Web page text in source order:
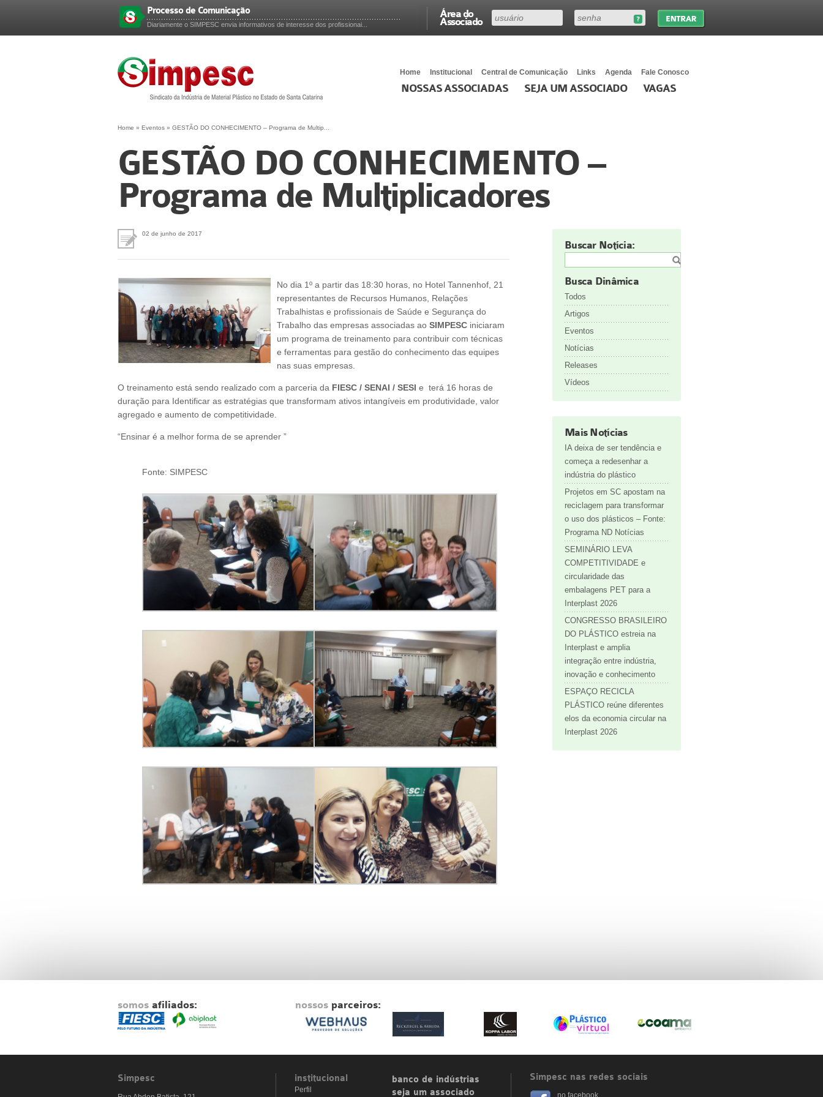
Área do
Associado
Processo de Comunicação
Diariamente o SIMPESC envia informativos de interesse dos profissionai...
Home Institucional Central de Comunicação Links Agenda Fale Conosco
NOSSAS ASSOCIADAS SEJA UM ASSOCIADO VAGAS
Home » Eventos » GESTÃO DO CONHECIMENTO – Programa de Multip...
GESTÃO DO CONHECIMENTO –
Programa de Multiplicadores
02 de junho de 2017
No dia 1º a partir das 18:30 horas, no Hotel Tannenhof, 21
representantes de Recursos Humanos, Relações
Trabalhistas e profissionais de Saúde e Segurança do
Trabalho das empresas associadas ao SIMPESC iniciaram
um programa de treinamento para contribuir com técnicas
e ferramentas para gestão do conhecimento das equipes
nas suas empresas.
O treinamento está sendo realizado com a parceria da FIESC / SENAI / SESI e terá 16 horas de
duração para Identificar as estratégias que transformam ativos intangíveis em produtividade, valor
agregado e aumento de competitividade.
“Ensinar é a melhor forma de se aprender ”
Fonte: SIMPESC
Buscar Notícia:
Busca Dinâmica
Todos
Artigos
Eventos
Notícias
Releases
Vídeos
Mais Notícias
IA deixa de ser tendência e
começa a redesenhar a
indústria do plástico
Projetos em SC apostam na
reciclagem para transformar
o uso dos plásticos – Fonte:
Programa ND Notícias
SEMINÁRIO LEVA
COMPETITIVIDADE e
circularidade das
embalagens PET para a
Interplast 2026
CONGRESSO BRASILEIRO
DO PLÁSTICO estreia na
Interplast e amplia
integração entre indústria,
inovação e conhecimento
ESPAÇO RECICLA
PLÁSTICO reúne diferentes
elos da economia circular na
Interplast 2026
somos afiliados: nossos parceiros:
Simpesc institucional
Perfil
banco de indústrias
seja um associado
Simpesc nas redes sociais
no facebook